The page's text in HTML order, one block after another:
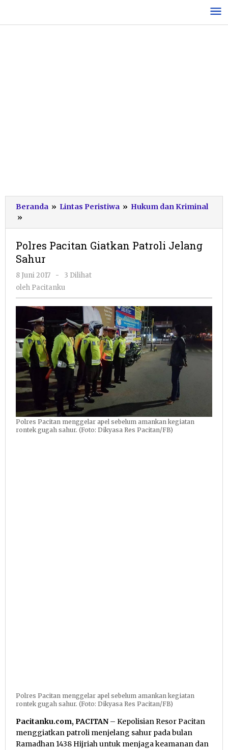
konten
Beranda » Lintas Peristiwa » Hukum dan Kriminal
»
Pacitan
Patroli
Jelang
Sahur
Polres Pacitan Giatkan Patroli Jelang
Sahur
8 Juni 2017
oleh
Pacitanku
-
3 Dilihat
oleh Pacitanku
Polres Pacitan menggelar apel sebelum amankan kegiatan
rontek gugah sahur. (Foto: Dikyasa Res Pacitan/FB)
Polres Pacitan menggelar apel sebelum amankan kegiatan
rontek gugah sahur. (Foto: Dikyasa Res Pacitan/FB)
Pacitanku.com, PACITAN – Kepolisian Resor Pacitan
menggiatkan patroli menjelang sahur pada bulan
Ramadhan 1438 Hijriah untuk menjaga keamanan dan